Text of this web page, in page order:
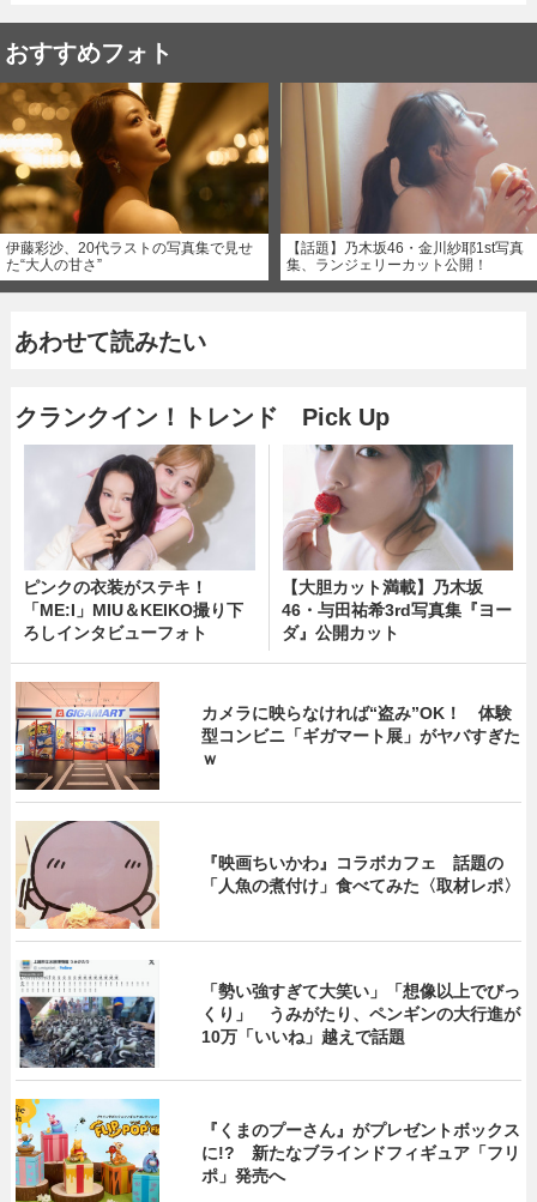
おすすめフォト
伊藤彩沙、20代ラストの写真集で見せ
た“大人の甘さ”
【話題】乃木坂46・金川紗耶1st写真
集、ランジェリーカット公開！
あわせて読みたい
クランクイン！トレンド Pick Up
ピンクの衣装がステキ！
「ME:I」MIU＆KEIKO撮り下
ろしインタビューフォト
【大胆カット満載】乃木坂
46・与田祐希3rd写真集『ヨー
ダ』公開カット
カメラに映らなければ“盗み”OK！ 体験
型コンビニ「ギガマート展」がヤバすぎた
ｗ
『映画ちいかわ』コラボカフェ 話題の
「人魚の煮付け」食べてみた〈取材レポ〉
「勢い強すぎて大笑い」「想像以上でびっ
くり」 うみがたり、ペンギンの大行進が
10万「いいね」越えで話題
『くまのプーさん』がプレゼントボックス
に!? 新たなブラインドフィギュア「フリ
ポ」発売へ